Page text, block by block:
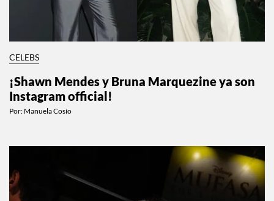
CELEBS
¡Shawn Mendes y Bruna Marquezine ya son
Instagram official!
Por: Manuela Cosío